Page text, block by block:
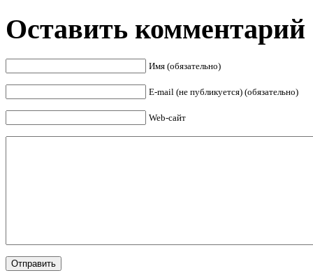
Оставить комментарий
Имя (обязательно)
E-mail (не публикуется) (обязательно)
Web-сайт